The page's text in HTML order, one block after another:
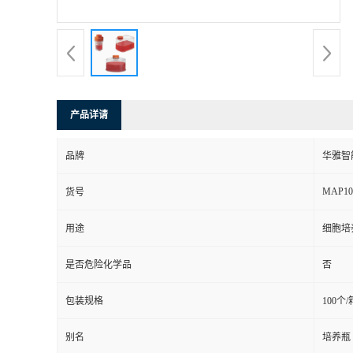
产品详请
品牌 华雅智
货号
用途 细胞培
是否危险化学品 否
包装规格 100个/
别名 培养瓶